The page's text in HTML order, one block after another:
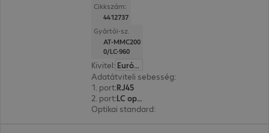
Cikkszám:
4412737
Gyártói-sz.
AT-MMC200
0/LC-960
Kivitel:
Európa
Adatátviteli sebesség:
1. port:RJ45
2. port:
LC optikai szál
Optikai standard: